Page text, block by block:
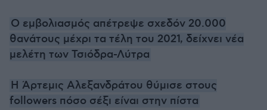
Ο εμβολιασμός απέτρεψε σχεδόν 20.000
θανάτους μέχρι τα τέλη του 2021, δείχνει νέα
μελέτη των Τσιόδρα-Λύτρα
Η Άρτεμις Αλεξανδράτου θύμισε στους
followers πόσο σέξι είναι στην πίστα